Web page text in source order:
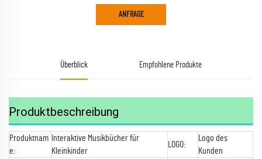
ANFRAGE
Überblick Empfohlene Produkte
Produktbeschreibung
Produktnam
e:
Interaktive Musikbücher für
Kleinkinder
LOGO:
Logo des
Kunden